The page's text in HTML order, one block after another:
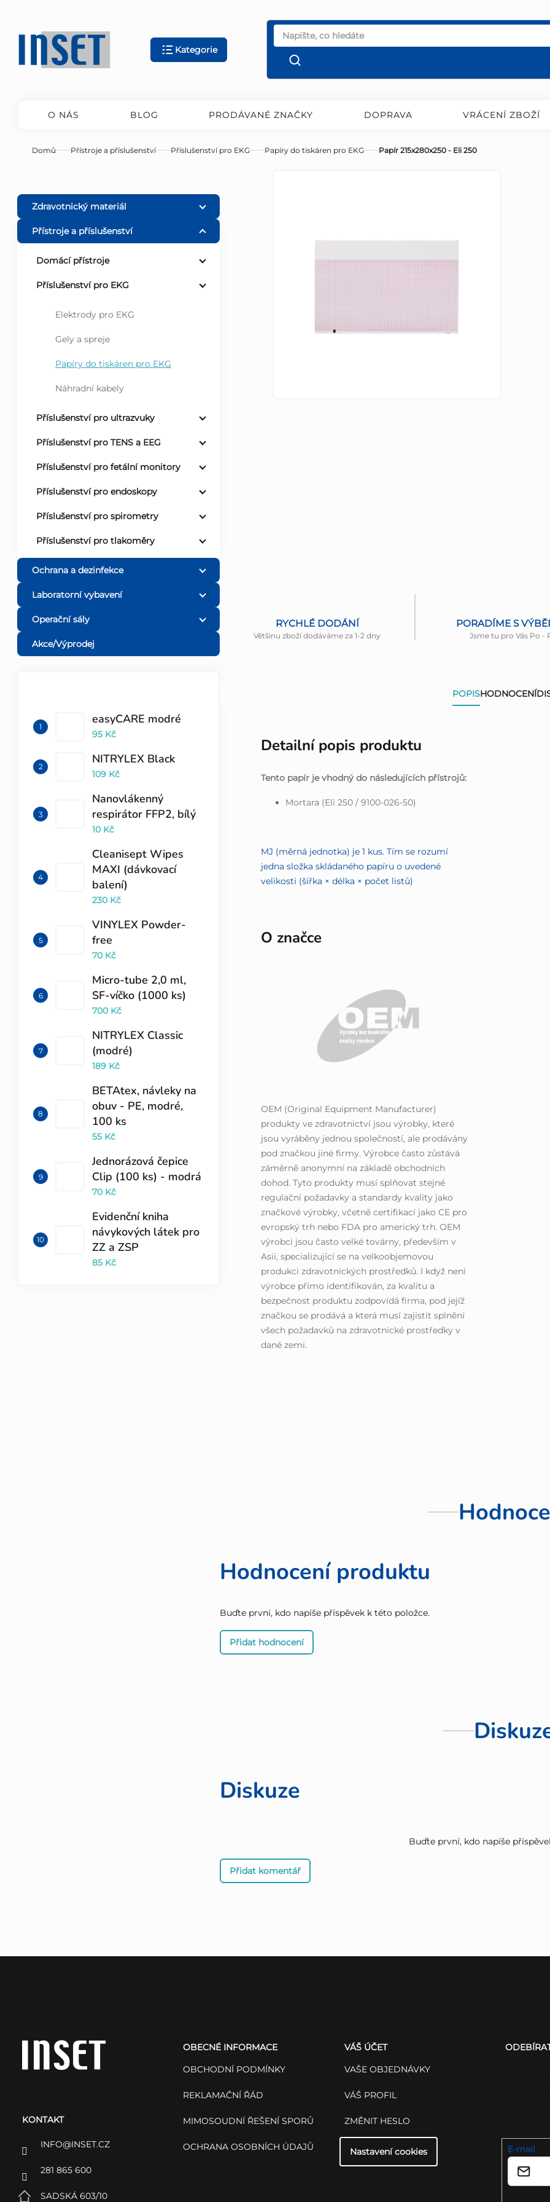
obsah
Kategorie
O NÁS BLOG PRODÁVANÉ ZNAČKY DOPRAVA VRÁCENÍ ZBOŽÍ
Domů Přístroje a příslušenství Příslušenství pro EKG Papíry do tiskáren pro EKG Papír 215x280x250 - Eli 250
o
s
l
Zdravotnický materiál
Přístroje a příslušenství
Domácí přístroje
Příslušenství pro EKG
Elektrody pro EKG
Gely a spreje
Papíry do tiskáren pro EKG
Náhradní kabely
Příslušenství pro ultrazvuky
Příslušenství pro TENS a EEG
Příslušenství pro fetální monitory
Příslušenství pro endoskopy
Příslušenství pro spirometry
Příslušenství pro tlakoměry
Ochrana a dezinfekce
Laboratorní vybavení
Operační sály
Akce/Výprodej
easyCARE modré
95 Kč
NITRYLEX Black
109 Kč
Nanovlákenný
respirátor FFP2, bílý
10 Kč
Cleanisept Wipes
MAXI (dávkovací
balení)
230 Kč
VINYLEX Powder-
free
70 Kč
Micro-tube 2,0 ml,
SF-víčko (1000 ks)
700 Kč
NITRYLEX Classic
(modré)
189 Kč
BETAtex, návleky na
obuv - PE, modré,
100 ks
55 Kč
Jednorázová čepice
Clip (100 ks) - modrá
70 Kč
Evidenční kniha
návykových látek pro
ZZ a ZSP
85 Kč
RYCHLÉ DODÁNÍ
Většinu zboží dodáváme za 1-2 dny
PORADÍME S
Jsme tu pro Vás Po -
POPISHODNOCENÍ
Detailní popis produktu
Tento papír je vhodný do následujících přístrojů:
Mortara (Eli 250 / 9100-026-50)
MJ (měrná jednotka) je 1 kus. Tím se rozumí
jedna složka skládaného papíru o uvedené
velikosti (šířka × délka × počet listů)
O značce
OEM (Original Equipment Manufacturer)
produkty ve zdravotnictví jsou výrobky, které
jsou vyráběny jednou společností, ale prodávány
pod značkou jiné firmy. Výrobce často zůstává
záměrně anonymní na základě obchodních
dohod. Tyto produkty musí splňovat stejné
regulační požadavky a standardy kvality jako
značkové výrobky, včetně certifikací jako CE pro
evropský trh nebo FDA pro americký trh. OEM
výrobci jsou často velké továrny, především v
Asii, specializující se na velkoobjemovou
produkci zdravotnických prostředků. I když není
výrobce přímo identifikován, za kvalitu a
bezpečnost produktu zodpovídá firma, pod jejíž
značkou se prodává a která musí zajistit splnění
všech požadavků na zdravotnické prostředky v
dané zemi.
Hodnocení produktu
Buďte první, kdo napíše příspěvek k této položce.
Přidat hodnocení
Diskuze
Buďte první, kdo napíše
Přidat komentář
KONTAKT
INFO@INSET.CZ
281 865 600
SADSKÁ 603/10
OBECNÉ INFORMACE
OBCHODNÍ PODMÍNKY
REKLAMAČNÍ ŘÁD
MIMOSOUDNÍ ŘEŠENÍ SPORŮ
OCHRANA OSOBNÍCH ÚDAJŮ
VÁŠ ÚČET
VAŠE OBJEDNÁVKY
VÁŠ PROFIL
ZMĚNIT HESLO
Nastavení cookies E-mail